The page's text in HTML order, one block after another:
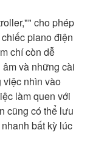
cho phép
piano điện
chí còn dễ
và những cài
việc nhìn vào
làm quen với
cũng có thể lưu
bất kỳ lúc